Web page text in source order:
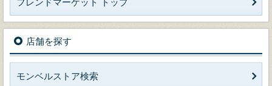
フレンドマーケット トップ
店舗を探す
モンベルストア検索